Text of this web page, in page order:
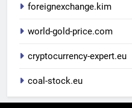
foreignexchange.kim
world-gold-price.com
cryptocurrency-expert.eu
coal-stock.eu